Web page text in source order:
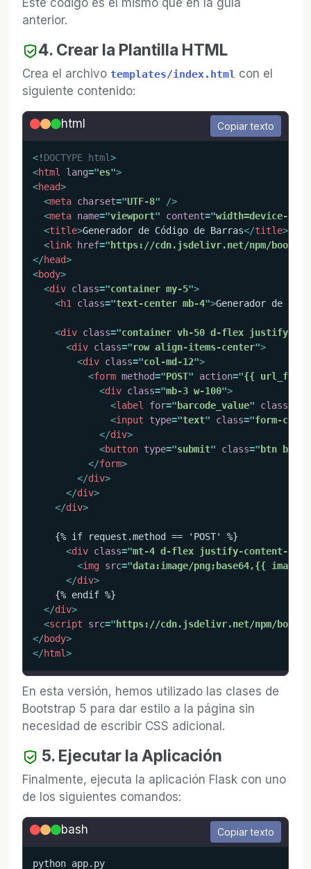
Este código es el mismo que en la guía
anterior.
4. Crear la Plantilla HTML
Crea el archivo templates/index.html con el
siguiente contenido:
html Copiar texto
<! DOCTYPE html>
<html lang="es">
<head>
<meta charset="UTF-8"
/>
<meta name="viewport" content="width=device-
<title>Generador de Código de Barras</title>
<link href=" https://cdn.jsdelivr.net/npm/
</head>
<body>
<div class="container my-5">
<h1 class="text-center mb-4">Generador de
<div class="container vh-50 d-flex justify-
<div class="row align-items-center">
<div class="col-md-12">
<form method="POST" action="{{
<div class="mb-3 w-100">
<label for=" barcode_value" class
<input type="text" class="form-
</div>
<button type="submit" class=" btn btn-
</form>
</div>
</div>
</div>
    {% if request.method == 'POST' %}
<div class="mt-4 d-flex justify-content-
<img src="data:image/png;base64,{{
</div>
    {% endif %}
</div>
<script src=" https://cdn.jsdelivr.net/npm/
</body>
</html>
En esta versión, hemos utilizado las clases de
Bootstrap 5 para dar estilo a la página sin
necesidad de escribir CSS adicional.
5. Ejecutar la Aplicación
Finalmente, ejecuta la aplicación Flask con uno
de los siguientes comandos:
bash Copiar texto